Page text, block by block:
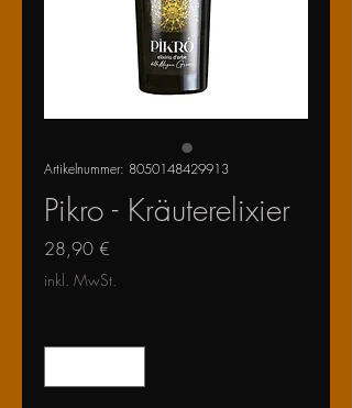
Artikelnummer: 8050148429913
Pikro - Kräuterelixier
28,90 €
inkl. MwSt.